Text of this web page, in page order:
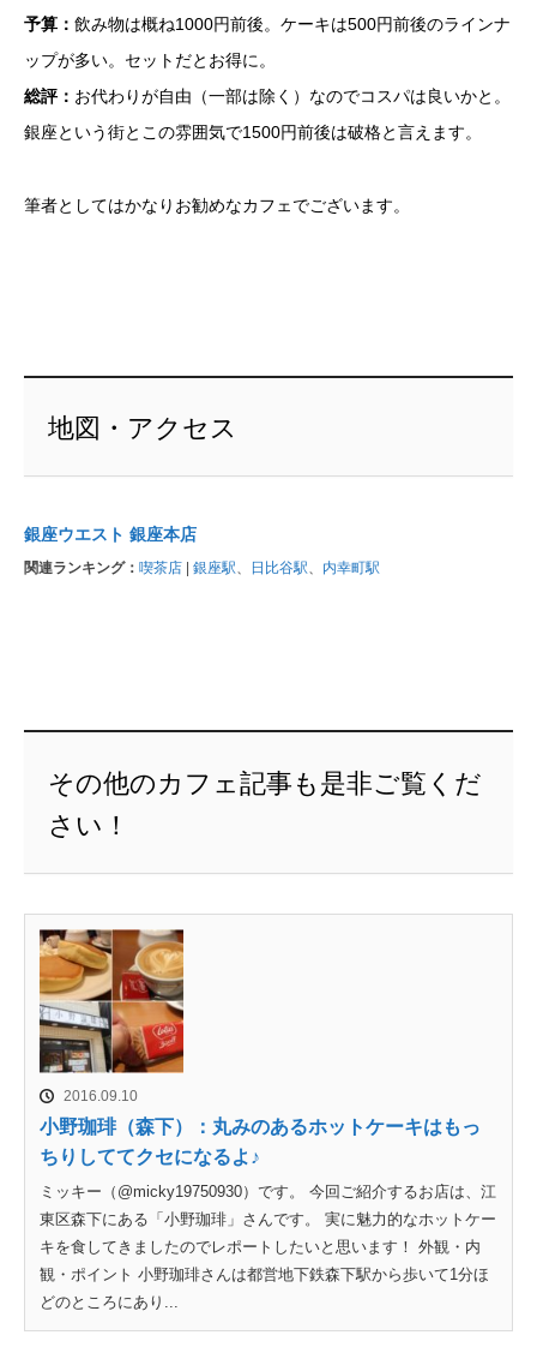
予算： 飲み物は概ね1000円前後。ケーキは500円前後のラインナ
ップが多い。セットだとお得に。
総評： お代わりが自由（一部は除く）なのでコスパは良いかと。
銀座という街とこの雰囲気で1500円前後は破格と言えます。
筆者としてはかなりお勧めなカフェでございます。
地図・アクセス
銀座ウエスト 銀座本店
関連ランキング： 喫茶店 銀座駅、 日比谷駅、 内幸町駅
その他のカフェ記事も是非ご覧くだ
さい！
2016.09.10
小野珈琲（森下）：丸みのあるホットケーキはもっ
ちりしててクセになるよ♪
ミッキー（@micky19750930）です。 今回ご紹介するお店は、江
東区森下にある「小野珈琲」さんです。 実に魅力的なホットケー
キを食してきましたのでレポートしたいと思います！ 外観・内
観・ポイント 小野珈琲さんは都営地下鉄森下駅から歩いて1分ほ
どのところにあり...